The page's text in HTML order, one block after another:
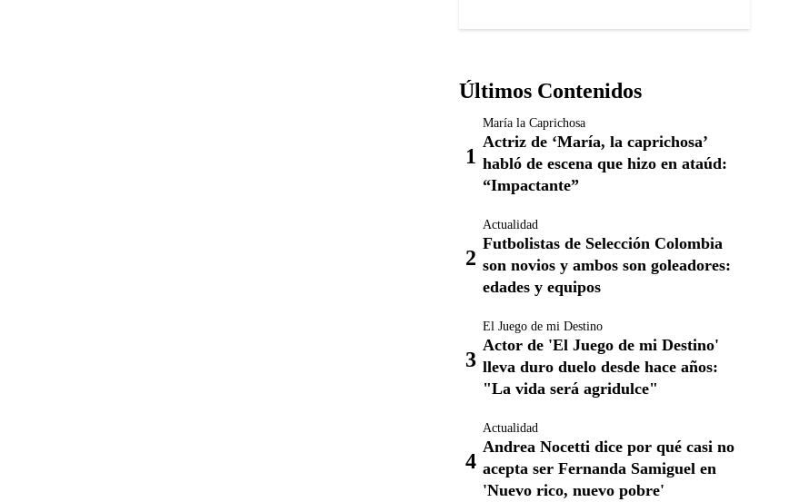
Últimos Contenidos
María la Caprichosa
Actriz de ‘María, la caprichosa’
habló de escena que hizo en ataúd:
“Impactante”
Actualidad
Futbolistas de Selección Colombia
son novios y ambos son goleadores:
edades y equipos
El Juego de mi Destino
Actor de 'El Juego de mi Destino'
lleva duro duelo desde hace años:
"La vida será agridulce"
Actualidad
Andrea Nocetti dice por qué casi no
acepta ser Fernanda Samiguel en
'Nuevo rico, nuevo pobre'